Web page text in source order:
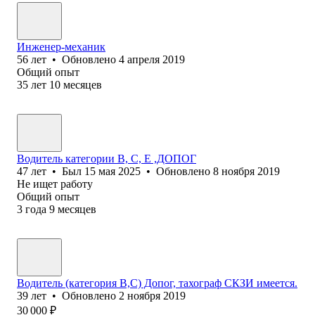
Инженер-механик
56 лет • Обновлено 4 апреля 2019
Общий опыт
35 лет 10 месяцев
Водитель категории В, С, Е ,ДОПОГ
47 лет • Был 15 мая 2025 • Обновлено 8 ноября 2019
Не ищет работу
Общий опыт
3 года 9 месяцев
Водитель (категория B,C) Допог, тахограф СКЗИ имеется.
39 лет • Обновлено 2 ноября 2019
30 000 ₽